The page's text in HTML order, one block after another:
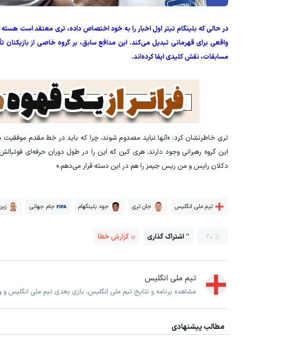
در حالی که بلینگام تیتر اول اخبار را به خود اختصاص داده، تری معتقد است
واقعی برای قهرمانی تبدیل می‌کند. این مدافع سابق، بر گروه خاصی از
مسابقات، نقش کلیدی ایفا کرده‌اند.
تری خاطرنشان کرد: «آنها نباید مصدوم شوند، چرا که باید در خط مقدم موفقیت ما
این گروه رهبرانی وجود دارند. هری کین که این را در طول دوران حرفه‌ای‌
دکلان رایس و من ریس جیمز را هم در این دسته قرار می‌دهم.»
تیم ملی انگلیس جان تری جود بلینگهام جام جهانی
20 اشتراک گذاری گزارش خطا
تیم ملی انگلیس
مشاهده برنامه و نتایج تیم ملی انگلیس، بازی بعدی تیم ملی انگلیس
مطالب پیشنهادی